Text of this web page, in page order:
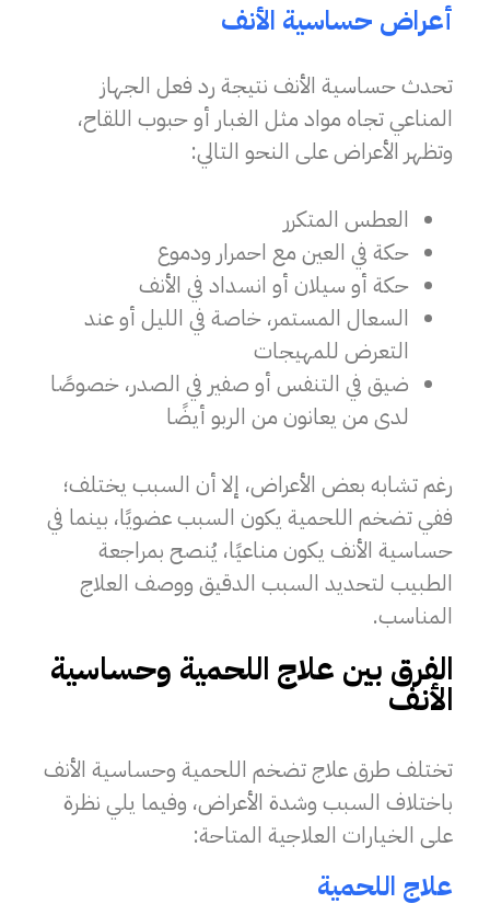
أعراض حساسية الأنف
تحدث حساسية الأنف نتيجة رد فعل الجهاز
المناعي تجاه مواد مثل الغبار أو حبوب اللقاح،
وتظهر الأعراض على النحو التالي:
العطس المتكرر
حكة في العين مع احمرار ودموع
حكة أو سيلان أو انسداد في الأنف
السعال المستمر، خاصة في الليل أو عند
التعرض للمهيجات
ضيق في التنفس أو صفير في الصدر، خصوصًا
لدى من يعانون من الربو أيضًا
رغم تشابه بعض الأعراض، إلا أن السبب يختلف؛
ففي تضخم اللحمية يكون السبب عضويًا، بينما في
حساسية الأنف يكون مناعيًا، يُنصح بمراجعة
الطبيب لتحديد السبب الدقيق ووصف العلاج
المناسب.
الفرق بين علاج اللحمية وحساسية
الأنف
تختلف طرق علاج تضخم اللحمية وحساسية الأنف
باختلاف السبب وشدة الأعراض، وفيما يلي نظرة
على الخيارات العلاجية المتاحة:
علاج اللحمية